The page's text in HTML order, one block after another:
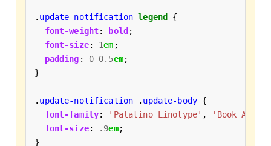
. update-notification legend
font-weight: bold
font-size: 1em
padding : 0 0.5em
. update-notification . update-body
font-family: 'Palatino Linotype' ,
'Book
font-size: .9em